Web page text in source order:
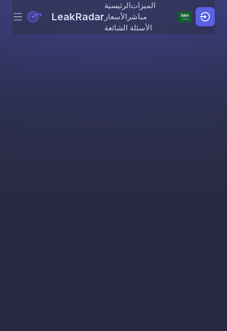
Skip to content
Menu LeakRadar
الرئيسيةالميزات
الأسعار مباشر
الأسئلة الشائعة